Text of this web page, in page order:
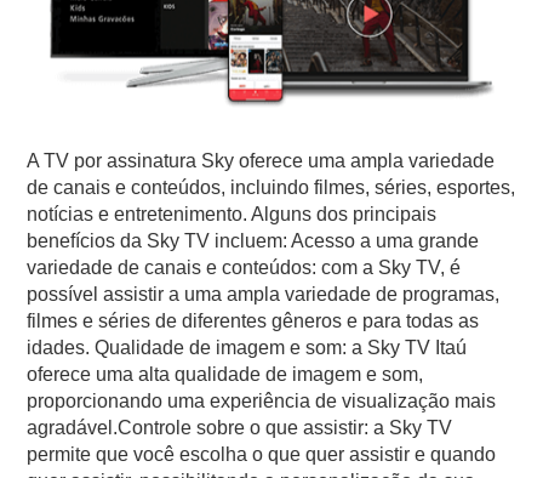
A TV por assinatura Sky oferece uma ampla variedade
de canais e conteúdos, incluindo filmes, séries, esportes,
notícias e entretenimento. Alguns dos principais
benefícios da Sky TV incluem: Acesso a uma grande
variedade de canais e conteúdos: com a Sky TV, é
possível assistir a uma ampla variedade de programas,
filmes e séries de diferentes gêneros e para todas as
idades. Qualidade de imagem e som: a Sky TV Itaú
oferece uma alta qualidade de imagem e som,
proporcionando uma experiência de visualização mais
agradável.Controle sobre o que assistir: a Sky TV
permite que você escolha o que quer assistir e quando